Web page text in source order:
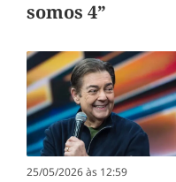
somos 4”
25/05/2026 às 12:59